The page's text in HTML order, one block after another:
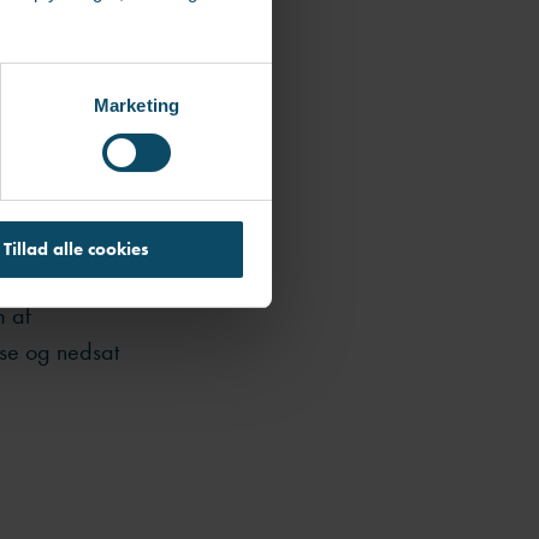
Marketing
Tillad alle cookies
af
og nedsat